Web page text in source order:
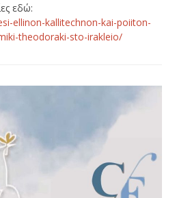
εδώ:
ellinon-kallitechnon-kai-poiiton-
theodoraki-sto-irakleio/